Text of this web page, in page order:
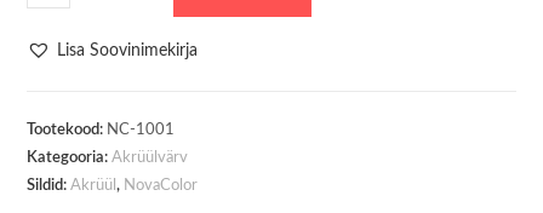
180g
Kollane
kogus
Lisa Soovinimekirja
Tootekood: NC-1001
Kategooria:Akrüülvärv
Sildid:Akrüül, NovaColor